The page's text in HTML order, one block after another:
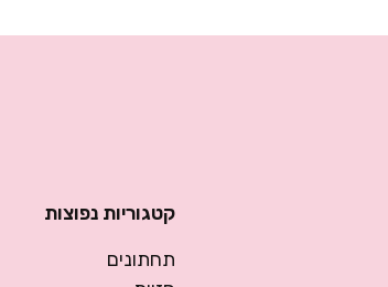
קטגוריות נפוצות
תחתונים